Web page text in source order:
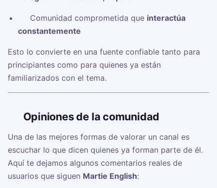
✅ Comunidad comprometida que interactúa
constantemente
Esto lo convierte en una fuente confiable tanto para
principiantes como para quienes ya están
familiarizados con el tema.
Opiniones de la comunidad
Una de las mejores formas de valorar un canal es
escuchar lo que dicen quienes ya forman parte de él.
Aquí te dejamos algunos comentarios reales de
usuarios que siguen Martie English: